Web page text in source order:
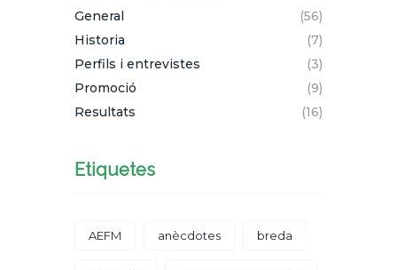
General
(56)
Historia
(7)
Perfils i entrevistes
(3)
Promoció
(9)
Resultats
(16)
Etiquetes
AEFM anècdotes breda